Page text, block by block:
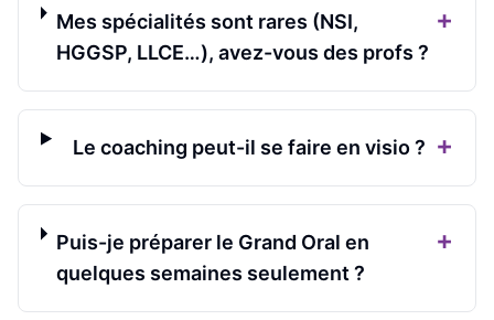
Mes spécialités sont rares (NSI,
HGGSP, LLCE…), avez-vous des profs ?
+
Le coaching peut-il se faire en visio ? +
Puis-je préparer le Grand Oral en
quelques semaines seulement ?
+